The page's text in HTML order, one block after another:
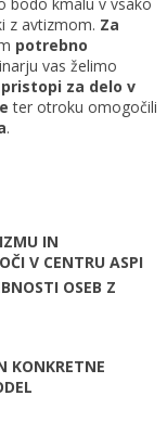
z avtizmom. Za
potrebno
vas želimo
za delo v
ter otroku omogočili
.
IN
V CENTRU ASPI
OSEB Z
KONKRETNE